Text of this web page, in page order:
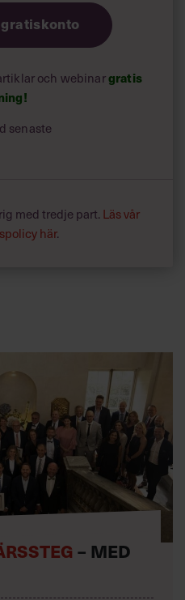
och webinargratis
senaste
med tredje part. Läs vår
här.
– MED